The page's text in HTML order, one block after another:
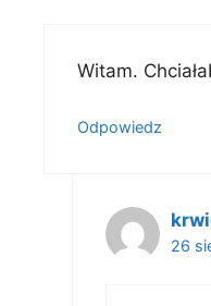
Witam.
Odpowiedz
26